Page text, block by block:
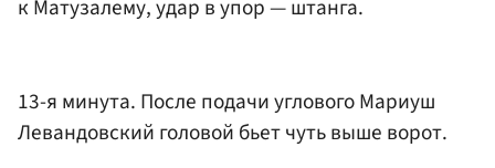
к Матузалему, удар в упор — штанга.
13-я минута. После подачи углового Мариуш
Левандовский головой бьет чуть выше ворот.